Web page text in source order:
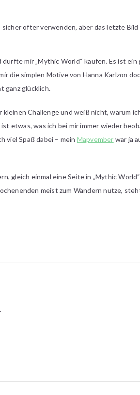
öfter verwenden, aber das letzte
mir „Mythic World“ kaufen. Es ist
die simplen Motive von Hanna Karlzon
ganz glücklich.
Challenge und weiß nicht, warum
etwas, was ich bei mir immer wieder
viel Spaß dabei – mein Mapvember war ja
gleich einmal eine Seite in „Mythic
meist zum Wandern nutze,